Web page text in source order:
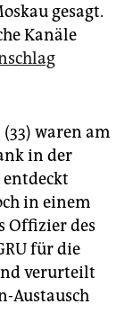
gesagt.
Kanäle
waren am
in der
in einem
Offizier des
für die
verurteilt
Austausch